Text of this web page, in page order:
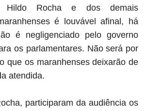
Hildo Rocha e dos demais
é louvável afinal, há
é negligenciado pelo governo
os parlamentares. Não será por
que os maranhenses deixarão de
atendida.
participaram da audiência os